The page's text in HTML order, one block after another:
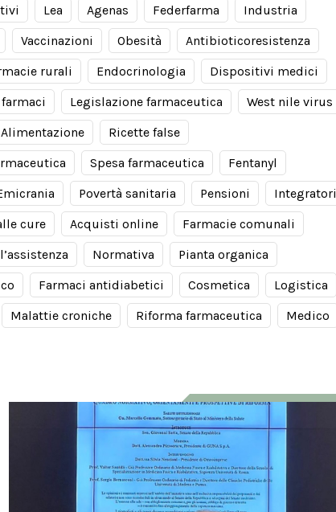
Lea Agenas Federfarma
Industria
Vaccinazioni Obesità
Antibioticoresistenza
rurali Endocrinologia
Dispositivi medici
Legislazione farmaceutica
West nile virus
Alimentazione
Ricette false
Spesa farmaceutica
Fentanyl
Povertà sanitaria Pensioni
Integratori
cure Acquisti online
Farmacie comunali
Normativa
Pianta organica
Farmaci antidiabetici Cosmetica
Logistica
Malattie croniche Riforma farmaceutica
Medico